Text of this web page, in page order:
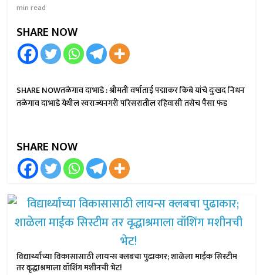
min read
SHARE NOW
SHARE NOWतळेगाव दाभाडे : श्रीमती वर्षाताई पद्माकर किबे यांचे दुःखद निधन
तळेगाव दाभाडे येथील स्वराज्यनगरी परिसरातील रहिवासी तसेच पैसा फंड
SHARE NOW
विद्यार्थ्यांच्या विकासासाठी लायन्स क्लबचा पुढाकार; शाळेला माईक सिस्टीम
तर वृद्धाश्रमाला वॉशिंग मशीनची भेट!